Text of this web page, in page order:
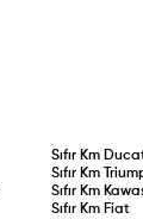
Sıfır Km
Sıfır Km
Sıfır Km
Sıfır Km Fiat